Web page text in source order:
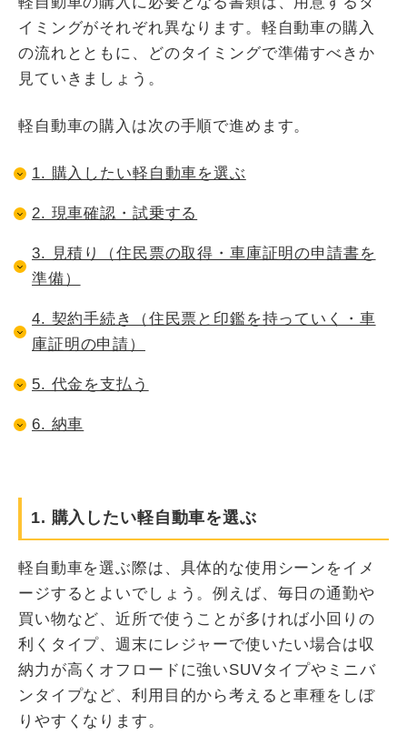
イミングがそれぞれ異なります。軽自動車の購入
の流れとともに、どのタイミングで準備すべきか
見ていきましょう。
軽自動車の購入は次の手順で進めます。
1. 購入したい軽自動車を選ぶ
2. 現車確認・試乗する
3. 見積り（住民票の取得・車庫証明の申請書を
準備）
4. 契約手続き（住民票と印鑑を持っていく・車
庫証明の申請）
5. 代金を支払う
6. 納車
1. 購入したい軽自動車を選ぶ
軽自動車を選ぶ際は、具体的な使用シーンをイメ
ージするとよいでしょう。例えば、毎日の通勤や
買い物など、近所で使うことが多ければ小回りの
利くタイプ、週末にレジャーで使いたい場合は収
納力が高くオフロードに強いSUVタイプやミニバ
ンタイプなど、利用目的から考えると車種をしぼ
りやすくなります。